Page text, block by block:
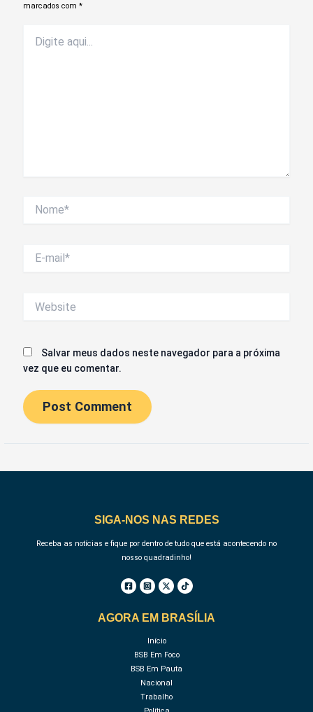
marcados com*
aqui...
mail*
Salvar meus dados neste navegador para a próxima
vez que eu comentar.
SIGA-NOS NAS REDES
Receba as notícias e fique por dentro de tudo que está acontecendo no
nosso quadradinho!
AGORA EM BRASÍLIA
Início
BSB Em Foco
BSB Em Pauta
Nacional
Trabalho